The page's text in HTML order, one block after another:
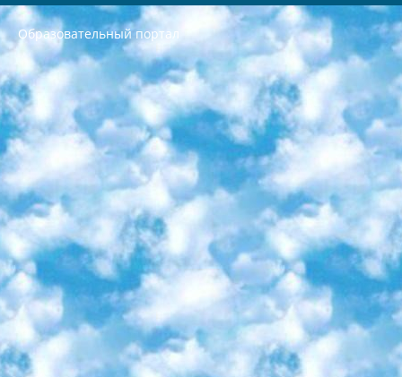
Образовательный портал
РЕСПУБЛИКА УЗБЕКИСТАН МИНИСТРЕРСТВО ДОШКОЛЬНОГО И ШКОЛЬНОГО ОБРАЗОВАНИЯ КОМАНДА в общеобразовательных учреждениях в 2023-2024 учебном году организация и проведение итоговой государственной аттестации обучающихся о Министра дошкольного и школьного образования Республики Узбекистан от 4 марта 2008 года (постановлением Минюста от 20 марта 2008 года № 1778 государственной регистрации) «Итоговое состояние учащихся общего среднего образования на основании положения об утверждении положения об аттестации общего среднего образования выпускной экзамен студентов в образовательных учреждениях в 2023-2024 учебном году В целях организации и прохождения аттестации приказываю: 1. Следующее: перечень предметов, по которым будет проводиться итоговая государственная аттестация и экзамен формы перевода согласно приложению 1; сертификаты международного образца, оценивающие уровень владения иностранными языками перечень согласно приложению 2; 2. Педагогический при специализированных образовательных учреждениях. научно-практический центр квалификации и международной оценки (Д.Давидова) 2024 г. До 25 марта: задания по предметам, по которым будет проводиться итоговая аттестация разработка и утверждение технических условий; итоговая аттестация на основании разработанного предметного задания разработка вопросов по предметам (устно и письменно), экзамен передача; общеобразовательные средние школы и специальные учебные заведения учащиеся выпускных классов школ и интернатов в агентской системе подготовка базы данных экзаменационных материалов и критериев оценки; перевод базы экзаменационных материалов на все языки обучения подать в Республиканский образовательный центр для изготовления; варианты экзаменов на основе разработанных контрольных материалов пусть будут поставлены задачи формирования. 3. Республиканский образовательный центр (Ш.Худайкулов) до 5 апреля 2024 года. до: база данных предоставленных экзаменационных материалов на все языки обучения перевод и экспертиза; для слепых, слабовидящих, глухих, слабослышащих и умственно отсталых детей учащиеся выпускных классов специализированных школ и школ-интернатов база данных экзаменационных материалов на всех преподаваемых языках подготовка критериев оценки; специализированные школы для умственно отсталых детей и технологии для учащихся выпускных классов школ-интернатов разработка соответствующих рекомендаций и критериев проведения ЕГЭ по естествознанию давать задания. 4. Педагогический при специализированных образовательных учреждениях. Научно-практический центр навыков и международной оценки (Д.Давидова), Республика образовательный центр (Худайкулов Ш.) итоговый государственный аттестационный экзамен ориентирован на творческое и логическое мышление при подготовке базы материалов учитывать введение заданий. 5. Следует отметить, что: сертификат государственного образца о знании общеобразовательного предмета и как минимум национальный уровень B1 по предметам на иностранных языках, указанным в Приложении 2. или международно признанный сертификат эквивалентного уровня студенты, изучающие определенный предмет, освобождаются от экзамена; по соответствующим предметам запланирована итоговая государственная аттестация за день до дня, путем жеребьевки Рабочей группой (в письменной форме по предметам, проводимым в форме) из числа сформированных вариантов выбрано 2 варианта; 2 выбранных варианта экзамена анонсированы на официальном сайте министерства и все выпускники по всей стране на основе этих вариантов проводит итоговую государственную аттестацию. 6. Государственное образование учащихся средних общеобразовательных учреждений. знания в соответствии с квалификационными требованиями, которые необходимо приобрести на основании стандартов итоговый (выпускной) контроль для 9 и 11 классов в целях тестирования Экзамены (далее – экзамены) состоят из предметов, перечисленных в приложении 1. будет сделано. 7. Экзамены пройдут с 26 мая по 15 июня 2024 г. (кроме науки физического воспитания). 8. Физическая для учащихся 9 классов общесредних образовательных учреждений. Экзамены по предмету «Образование, квалификация медицина» 1-6 мая 2024 года. сотрудники перевести под присмотр (с отклонениями в физическом или умственном развитии) специализированная школа для детей, школы-интернаты и со сколиозом школы-интернаты санаторного типа для больных детей исключены). 9. Он был слепым, слабовидящим и имел нарушения опорно-двигательного аппарата. экзамены в специализированных школах и интернатах для детей должны проводиться исходя из требований, предъявляемых к общеобразовательным учреждениям (физкультура кроме науки). 10. Специализированная школа для глухих и слабослышащих детей. и экзамены в интернатах и быть реализован в виде письменного теста по математике. 11. Специальность для умственно отсталых детей. Для 9 класса Родной язык и литературное письмо Государственный язык (язык обучения – узбекский). для неклассов) написано Математическое письмо Письменная/устная история Узбекистана Физическое воспитание практично Итоговый контроль Для 11 класса Написание родного языка и литературы (эссе) Математическое письмо Узбекский язык (обучение на узбекском языке) не посещающее общее среднее образование для учреждений)/Образовательное учреждение выбор письменный и устный Иностранный язык письменный/устный Письменная/устная история Узбекистана *По выбору студента:  Химия  Физика  Основы государственного права  География 10 бесплатных образовательных ресурсов - Мы составили подборку онлайн-проектов с интерактивными упражнениями, видеолекциями и статьями. Они помогут вам обрести новые и освежить старые знания бесплатно. 1. «ИНТУИТ» Старейшая образовательная площадка Рунета. Здесь вы найдёте сотни текстовых и видеокурсов на десятки различных тем — от программирования до психологии. Многие курсы подготовлены российскими университетами и крупными международными компаниями вроде Intel и Microsoft. Самостоятельное обучение бесплатное, но желающие могут оплатить услуги персональных наставников. 2. «Смартия» знакомит с актуальными профессиями и подсказывает, как им обучаться. Выбрав заинтересовавшую вас специальность — SMM-специалист, фотограф, веб-дизайнер или другую, — увидите список необходимых для неё умений. Чтобы вы могли освоить их самостоятельно, для каждого умения площадка отображает подборку ссылок на учебные материалы. Хотя «Смартия» ориентируется на русскоязычную аудиторию, часть контента всё же доступна только на английском. 3. «Лекторий Физтеха» Проект Московского физико-технического института (Физтеха). С его помощью вы можете смотреть онлайн серии лекций, записанные на видео в этом вузе. В числе доступных предметов — физика, биология, химия, информационные технологии и другие. К некоторым лекциям администрация ресурса прилагает готовые конспекты, которые можно скачивать в PDF-формате. 4. ITMOcourses Онлайн-площадка Санкт-Петербургского национального исследовательского университета информационных технологий, механики и оптики (ИТМО). Ресурс предоставляет свободный доступ к курсам, разработанным в этом вузе. Каталог материалов разбит на четыре категории: «Оптические системы и технологии», «Приборостроение и робототехника», «Информационные технологии» и «Биотехнологии». Курсы состоят из видеолекций, интерактивных демонстраций и заданий. 5. «КиберЛенинка» Электронная научная библиотека открытого доступа. Каталог площадки регулярно обрастает текстами статей из различных научных изданий. Сгруппированные по журналам и рубрикам публикации можно читать онлайн или скачивать целиком в PDF-формате. Проект нацелен на популяризацию науки за счёт открытого доступа к качественной информации. 6. «ПостНаука» На этом ресурсе публикуют подборки видеолекций, составленные экспертами из разных отраслей и объединённые общими темами. Среди них, к примеру, есть серии «Биоинформатика и геномика», «Культура средневековой Скандинавии» и Cinema Studies о теории кино. Каждая подборка лекций — логически связанная история, рассказанная экспертом от первого лица. Кроме того, на сайте появляются научно-образовательные статьи и тесты на разные темы. 7. «Newочём» Команда проекта «Newочём» отбирает самые интересные тексты из англоязычных СМИ и переводит те из них, за которые голосуют участники сообщества «ВКонтакте». По большей части это научно-популярные статьи. Редакторы придумывают лишь заголовки, в остальном содержание переводов соответствует оригиналам. Полные тексты можно читать прямо в социальной сети. 8. InternetUrok Онлайн-база материалов по основным дисциплинам школьной программы. Информация на сайте структурирована по классам, предметам и темам (урокам). Каждый урок состоит из видеолекций и конспектов. Есть также интерактивные тренажёры и тесты для закрепления пройденного материала. Даже если вы давно окончили школу, возможность повторить программу старших классов всегда может пригодиться. 9. Edutainme Ещё один ресурс об образовании. В отличие от Newtonew, как мне кажется, Edutainme больше ориентируется на представителей индустрии: педагогов, предпринимателей, разработчиков образовательных проектов. Но и любой, кто просто стремится к саморазвитию, найдёт на сайте много полезного и интересного для себя. Например, информацию о новых курсах и образовательных сервисах. 10. Newtonew Онлайн-медиа об образовании и обучении в широком смысле. Авторы Newtonew пишут об инструментах, заведениях, тактиках и стратегиях, которые помогают учить других и получать новые знания самостоятельно. На этой площадке вы найдёте новости, обзоры, аналитические мат